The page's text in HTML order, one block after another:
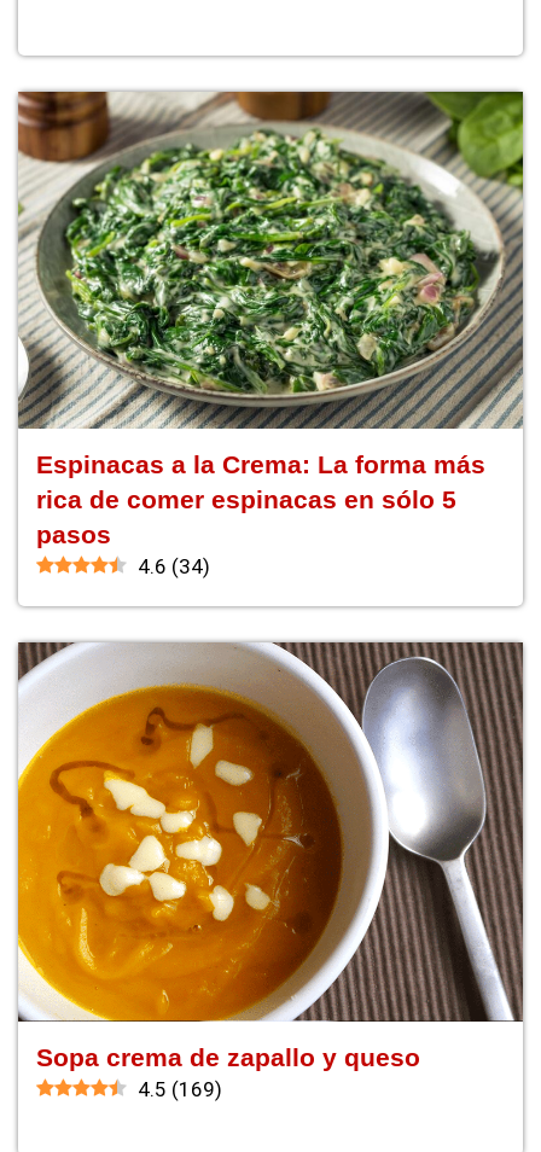
Espinacas a la Crema: La forma más
rica de comer espinacas en sólo 5
pasos
4.6 (34)
Sopa crema de zapallo y queso
4.5 (169)